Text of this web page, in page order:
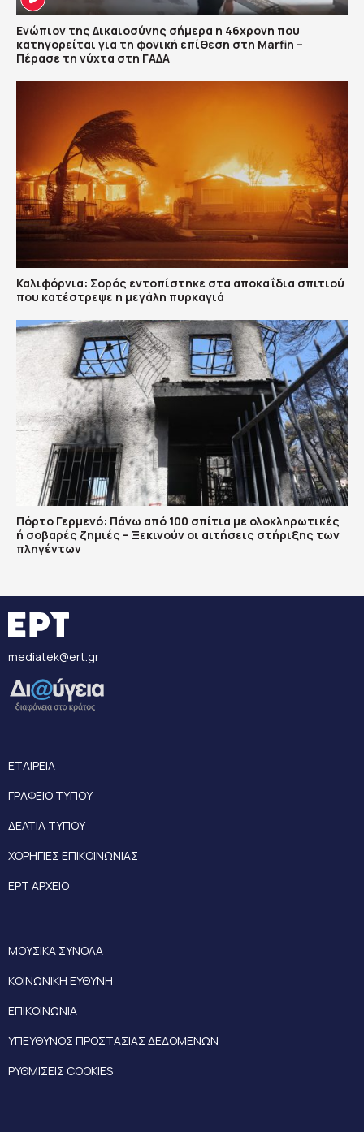
Ενώπιον της Δικαιοσύνης σήμερα η 46χρονη που
κατηγορείται για τη φονική επίθεση στη Marfin –
Πέρασε τη νύχτα στη ΓΑΔΑ
Καλιφόρνια: Σορός εντοπίστηκε στα αποκαΐδια σπιτιού
που κατέστρεψε η μεγάλη πυρκαγιά
Πόρτο Γερμενό: Πάνω από 100 σπίτια με ολοκληρωτικές
ή σοβαρές ζημιές – Ξεκινούν οι αιτήσεις στήριξης των
πληγέντων
mediatek@ert.gr
ΕΤΑΙΡΕΙΑ
ΓΡΑΦΕΙΟ ΤΥΠΟΥ
ΔΕΛΤΙΑ ΤΥΠΟΥ
ΧΟΡΗΓΙΕΣ ΕΠΙΚΟΙΝΩΝΙΑΣ
ΕΡΤ ΑΡΧΕΙΟ
ΜΟΥΣΙΚΑ ΣΥΝΟΛΑ
ΚΟΙΝΩΝΙΚΗ ΕΥΘΥΝΗ
ΕΠΙΚΟΙΝΩΝΙΑ
ΥΠΕΥΘΥΝΟΣ ΠΡΟΣΤΑΣΙΑΣ ΔΕΔΟΜΕΝΩΝ
ΡΥΘΜΙΣΕΙΣ COOKIES